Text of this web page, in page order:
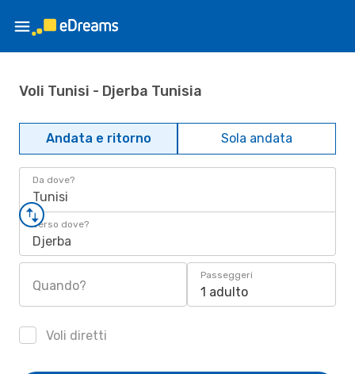
Voli Tunisi - Djerba Tunisia
Andata e ritorno Sola andata
Da dove?
Tunisi
Verso dove?
Djerba
Quando?
Passeggeri
1 adulto
Voli diretti